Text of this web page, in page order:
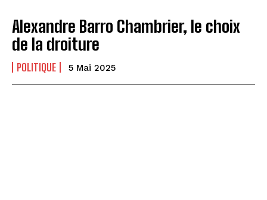
Alexandre Barro Chambrier, le choix
de la droiture
POLITIQUE 5 Mai 2025